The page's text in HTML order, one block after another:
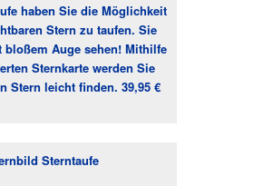
haben Sie die Möglichkeit
Stern zu taufen. Sie
bloßem Auge sehen! Mithilfe
Sternkarte werden Sie
Stern leicht finden. 39,95 €